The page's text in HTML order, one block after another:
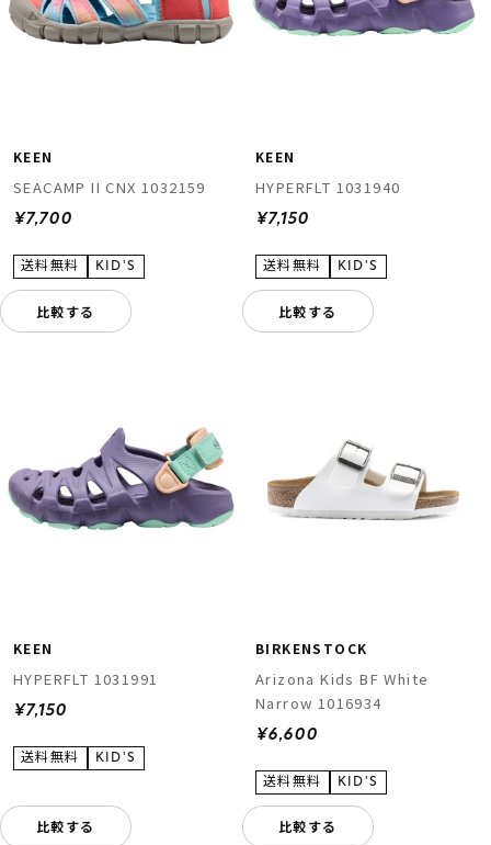
KEEN
SEACAMP II CNX 1032159
¥7,700
比較する
KEEN
HYPERFLT 1031940
¥7,150
比較する
KEEN
HYPERFLT 1031991
¥7,150
比較する
BIRKENSTOCK
Arizona Kids BF White
Narrow 1016934
¥6,600
比較する